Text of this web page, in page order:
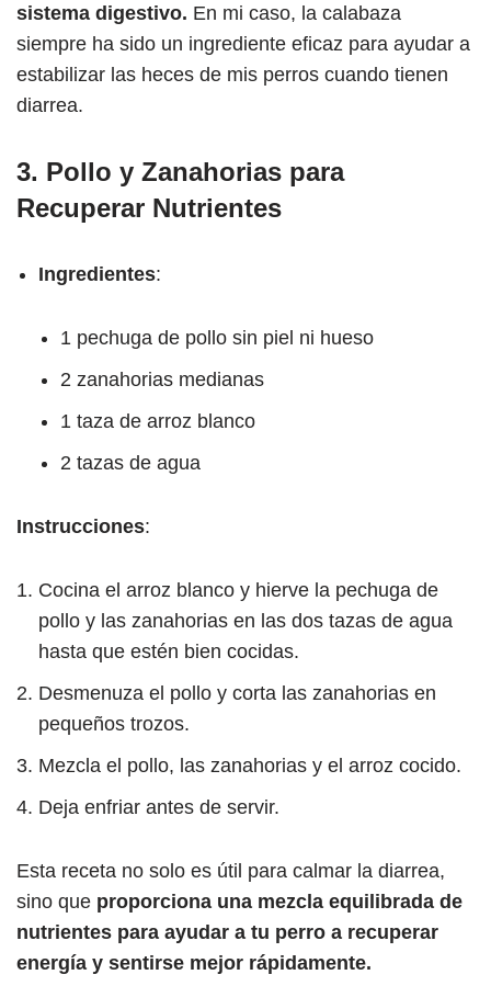
sistema digestivo. En mi caso, la calabaza
siempre ha sido un ingrediente eficaz para ayudar a
estabilizar las heces de mis perros cuando tienen
diarrea.
3. Pollo y Zanahorias para
Recuperar Nutrientes
Ingredientes:
1 pechuga de pollo sin piel ni hueso
2 zanahorias medianas
1 taza de arroz blanco
2 tazas de agua
Instrucciones:
Cocina el arroz blanco y hierve la pechuga de
pollo y las zanahorias en las dos tazas de agua
hasta que estén bien cocidas.
Desmenuza el pollo y corta las zanahorias en
pequeños trozos.
Mezcla el pollo, las zanahorias y el arroz cocido.
Deja enfriar antes de servir.
Esta receta no solo es útil para calmar la diarrea,
sino que proporciona una mezcla equilibrada de
nutrientes para ayudar a tu perro a recuperar
energía y sentirse mejor rápidamente.